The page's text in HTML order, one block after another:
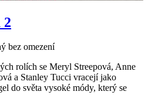
2
bez omezení
rolích se Meryl Streepová, Anne
a Stanley Tucci vracejí jako
do světa vysoké módy, který se